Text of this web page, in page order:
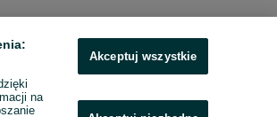
na
Akceptuj wszystkie